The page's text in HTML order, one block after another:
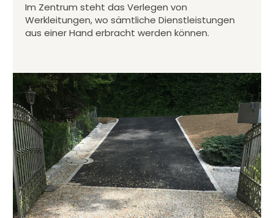
Im Zentrum steht das Verlegen von
Werkleitungen, wo sämtliche Dienstleistungen
aus einer Hand erbracht werden können.